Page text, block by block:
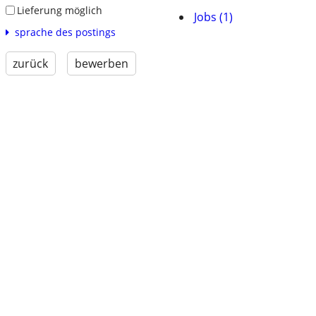
Lieferung möglich
sprache des postings
zurück bewerben
Jobs (1)